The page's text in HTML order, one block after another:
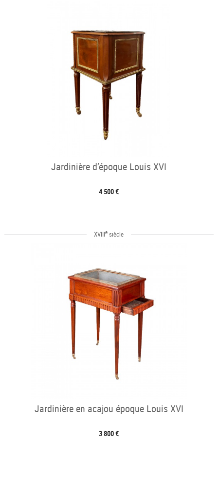
Jardinière d’époque Louis XVI
4 500 €
XVIIIe siècle
Jardinière en acajou époque Louis XVI
3 800 €